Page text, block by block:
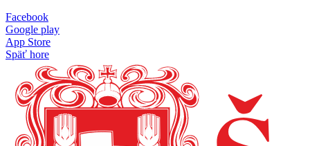
Facebook
Google play
App Store
Späť hore